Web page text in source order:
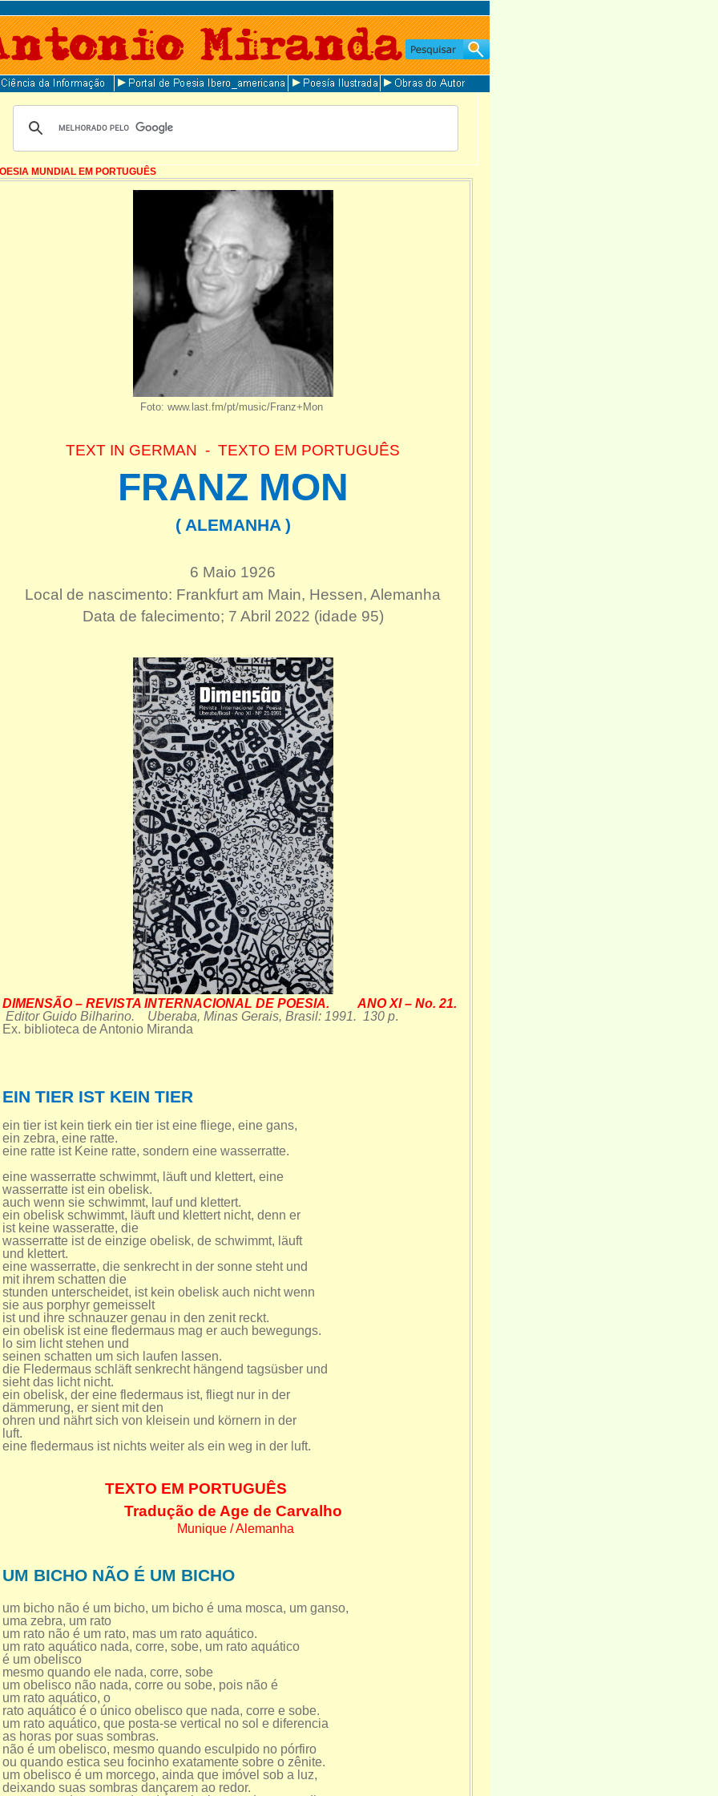
MUNDIAL EM PORTUGUÊS
Foto: www.last.fm/pt/music/Franz+Mon
TEXT IN GERMAN - TEXTO EM PORTUGUÊS
FRANZ MON
( ALEMANHA )
6 Maio 1926
Local de nascimento: Frankfurt am Main, Hessen, Alemanha
Data de falecimento; 7 Abril 2022 (idade 95)
DIMENSÃO – REVISTA INTERNACIONAL DE POESIA. ANO XI – No. 21.
Editor Guido Bilharino. Uberaba, Minas Gerais, Brasil: 1991. 130 p.
Ex. biblioteca de Antonio Miranda
EIN TIER IST KEIN TIER
ein tier ist kein tierk ein tier ist eine fliege, eine gans,
ein zebra, eine ratte.
eine ratte ist Keine ratte, sondern eine wasserratte.
eine wasserratte schwimmt, läuft und klettert, eine
wasserratte ist ein obelisk.
auch wenn sie schwimmt, lauf und klettert.
ein obelisk schwimmt, läuft und klettert nicht, denn er
ist keine wasseratte, die
wasserratte ist de einzige obelisk, de schwimmt, läuft
und klettert.
eine wasserratte, die senkrecht in der sonne steht und
mit ihrem schatten die
stunden unterscheidet, ist kein obelisk auch nicht wenn
sie aus porphyr gemeisselt
ist und ihre schnauzer genau in den zenit reckt.
ein obelisk ist eine fledermaus mag er auch bewegungs.
lo sim licht stehen und
seinen schatten um sich laufen lassen.
die Fledermaus schläft senkrecht hängend tagsüsber und
sieht das licht nicht.
ein obelisk, der eine fledermaus ist, fliegt nur in der
dämmerung, er sient mit den
ohren und nährt sich von kleisein und körnern in der
luft.
eine fledermaus ist nichts weiter als ein weg in der luft.
TEXTO EM PORTUGUÊS
Tradução de Age de Carvalho
Munique / Alemanha
UM BICHO NÃO É UM BICHO
um bicho não é um bicho, um bicho é uma mosca, um ganso,
uma zebra, um rato
um rato não é um rato, mas um rato aquático.
um rato aquático nada, corre, sobe, um rato aquático
é um obelisco
mesmo quando ele nada, corre, sobe
um obelisco não nada, corre ou sobe, pois não é
um rato aquático, o
rato aquático é o único obelisco que nada, corre e sobe.
um rato aquático, que posta-se vertical no sol e diferencia
as horas por suas sombras.
não é um obelisco, mesmo quando esculpido no pórfiro
ou quando estica seu focinho exatamente sobre o zênite.
um obelisco é um morcego, ainda que imóvel sob a luz,
deixando suas sombras dançarem ao redor.